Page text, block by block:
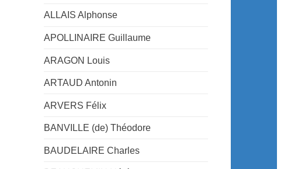
ALLAIS Alphonse
APOLLINAIRE Guillaume
ARAGON Louis
ARTAUD Antonin
ARVERS Félix
BANVILLE (de) Théodore
BAUDELAIRE Charles